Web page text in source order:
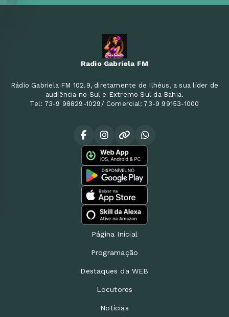
Radio Gabriela FM
Rádio Gabriela FM 102.9, diretamente de Ilhéus, a sua líder de
audiência no Sul e Extremo Sul da Bahia.
Tel: 73-9 98829-1029/ Comercial: 73-9 99153-1000
Página Inicial
Programação
Destaques da WEB
Locutores
Notícias